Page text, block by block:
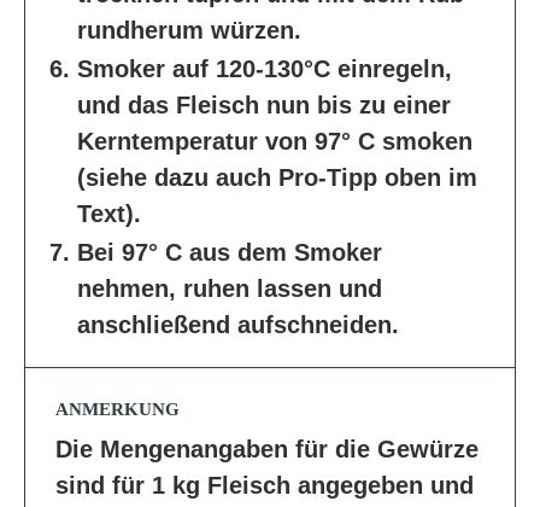
rundherum würzen.
Smoker auf 120-130°C einregeln,
und das Fleisch nun bis zu einer
Kerntemperatur von 97° C smoken
(siehe dazu auch Pro-Tipp oben im
Text).
Bei 97° C aus dem Smoker
nehmen, ruhen lassen und
anschließend aufschneiden.
ANMERKUNG
Die Mengenangaben für die Gewürze
sind für 1 kg Fleisch angegeben und